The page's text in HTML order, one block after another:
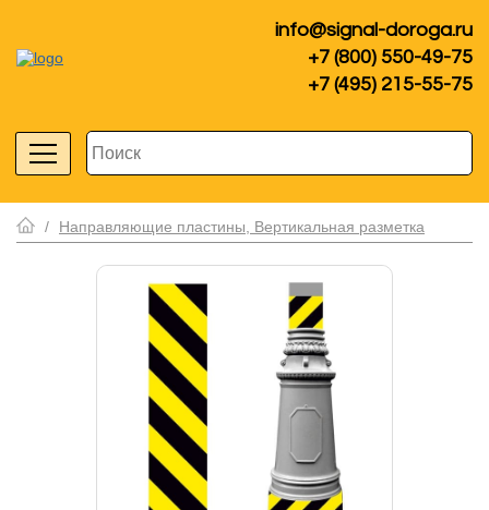
info@signal-doroga.ru
+7 (800) 550-49-75
+7 (495) 215-55-75
/ Направляющие пластины, Вертикальная разметка